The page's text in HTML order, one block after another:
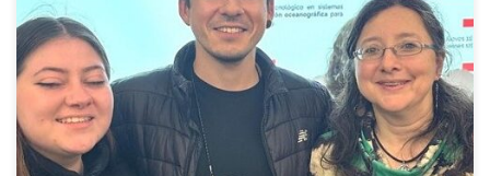
El Departamento de Geofísica de la Universidad de Concepción participó
en el workshop científico “Oceanografía para un futuro cambiante:
eventos extremos, acuicultura de moluscos e interdisciplina”, realizado los
días 11 […]